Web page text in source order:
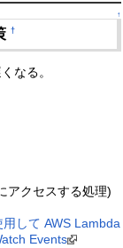
↑
†
なる。
アクセスする処理)
して AWS Lambda
Events